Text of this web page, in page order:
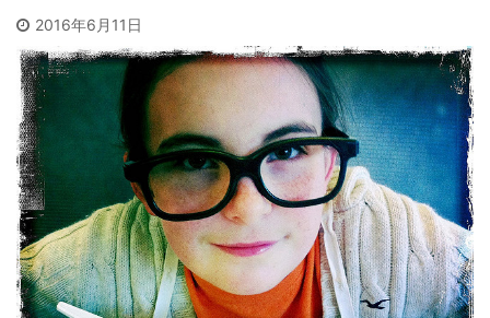
2016年6月11日